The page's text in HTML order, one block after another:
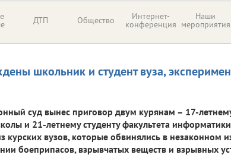
ДТП Общество Интернет-
конференция
Наши
мероприятия
школьник и студент вуза,
суд вынес приговор двум курянам – 17-
и 21-летнему студенту факультета
курских вузов, которые обвинялись в незаконном
боеприпасов, взрывчатых веществ и взрывных